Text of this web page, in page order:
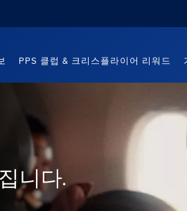
PPS 클럽 & 크리스플라이어 리워드
니다.